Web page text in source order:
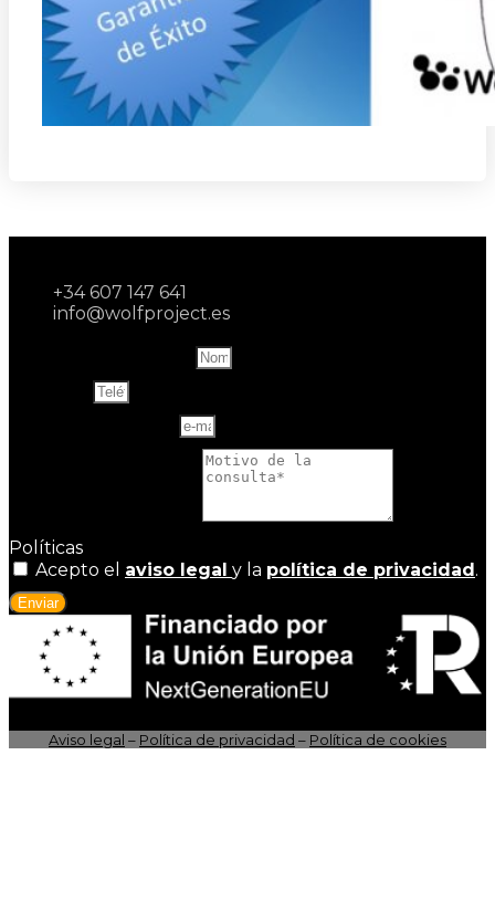
+34 607 147 641
info@wolfproject.es
Políticas
Acepto el aviso legal y la política de privacidad.
Enviar
Aviso legal – Política de privacidad – Política de cookies